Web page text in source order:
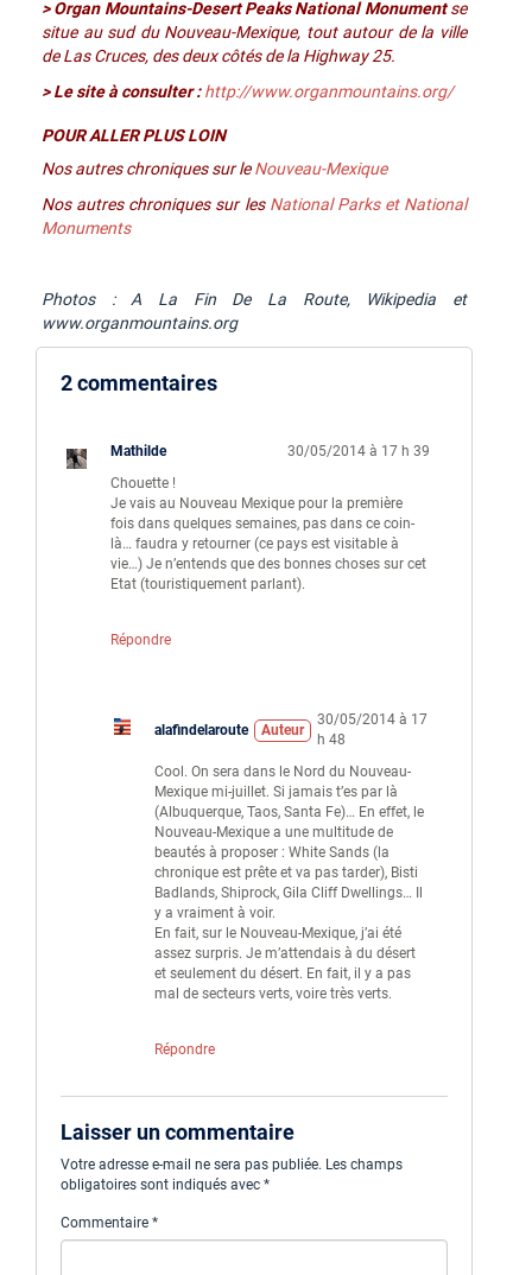
> Organ Mountains-Desert Peaks National Monumentse
situe au sud du Nouveau-Mexique, tout autour de la ville
de Las Cruces, des deux côtés de la Highway 25.
> Le site à consulter : http://www.organmountains.org/
POUR ALLER PLUS LOIN
Nos autres chroniques sur leNouveau-Mexique
Nos autres chroniques sur les National Parks et National
Monuments
Photos : A La Fin De La Route, Wikipedia et
www.organmountains.org
2 commentaires
Mathilde
30/05/2014 à 17 h 39
Chouette !
Je vais au Nouveau Mexique pour la première
fois dans quelques semaines, pas dans ce coin-
là… faudra y retourner (ce pays est visitable à
vie…) Je n’entends que des bonnes choses sur cet
Etat (touristiquement parlant).
Répondre
alafindelaroute Auteur
30/05/2014 à 17
h 48
Cool. On sera dans le Nord du Nouveau-
Mexique mi-juillet. Si jamais t’es par là
(Albuquerque, Taos, Santa Fe)… En effet, le
Nouveau-Mexique a une multitude de
beautés à proposer : White Sands (la
chronique est prête et va pas tarder), Bisti
Badlands, Shiprock, Gila Cliff Dwellings… Il
y a vraiment à voir.
En fait, sur le Nouveau-Mexique, j’ai été
assez surpris. Je m’attendais à du désert
et seulement du désert. En fait, il y a pas
mal de secteurs verts, voire très verts.
Répondre
Laisser un commentaire
Votre adresse e-mail ne sera pas publiée. Les champs
obligatoires sont indiqués avec *
Commentaire *